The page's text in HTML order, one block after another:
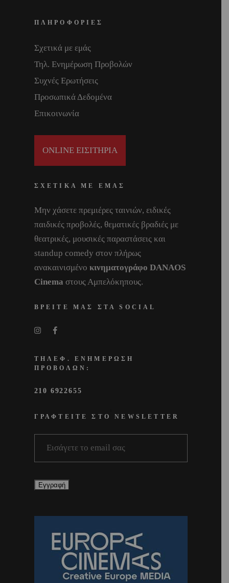
ΠΛΗΡΟΦΟΡΙΕΣ
Σχετικά με εμάς
Τηλ. Ενημέρωση Προβολών
Συχνές Ερωτήσεις
Προσωπικά Δεδομένα
Επικοινωνία
ONLINE ΕΙΣΙΤΗΡΙΑ
ΣΧΕΤΙΚΑ ΜΕ ΕΜΑΣ
Μην χάσετε πρεμιέρες ταινιών, ειδικές
παιδικές προβολές, θεματικές βραδιές με
θεατρικές, μουσικές παραστάσεις και
standup comedy στον πλήρως
ανακαινισμένο κινηματογράφο DANAOS
Cinema στους Αμπελόκηπους.
ΒΡΕΙΤΕ ΜΑΣ ΣΤΑ SOCIAL
ΤΗΛΕΦ. ΕΝΗΜΕΡΩΣΗ
ΠΡΟΒΟΛΩΝ:
210 6922655
ΓΡΑΦΤΕΙΤΕ ΣΤΟ NEWSLETTER